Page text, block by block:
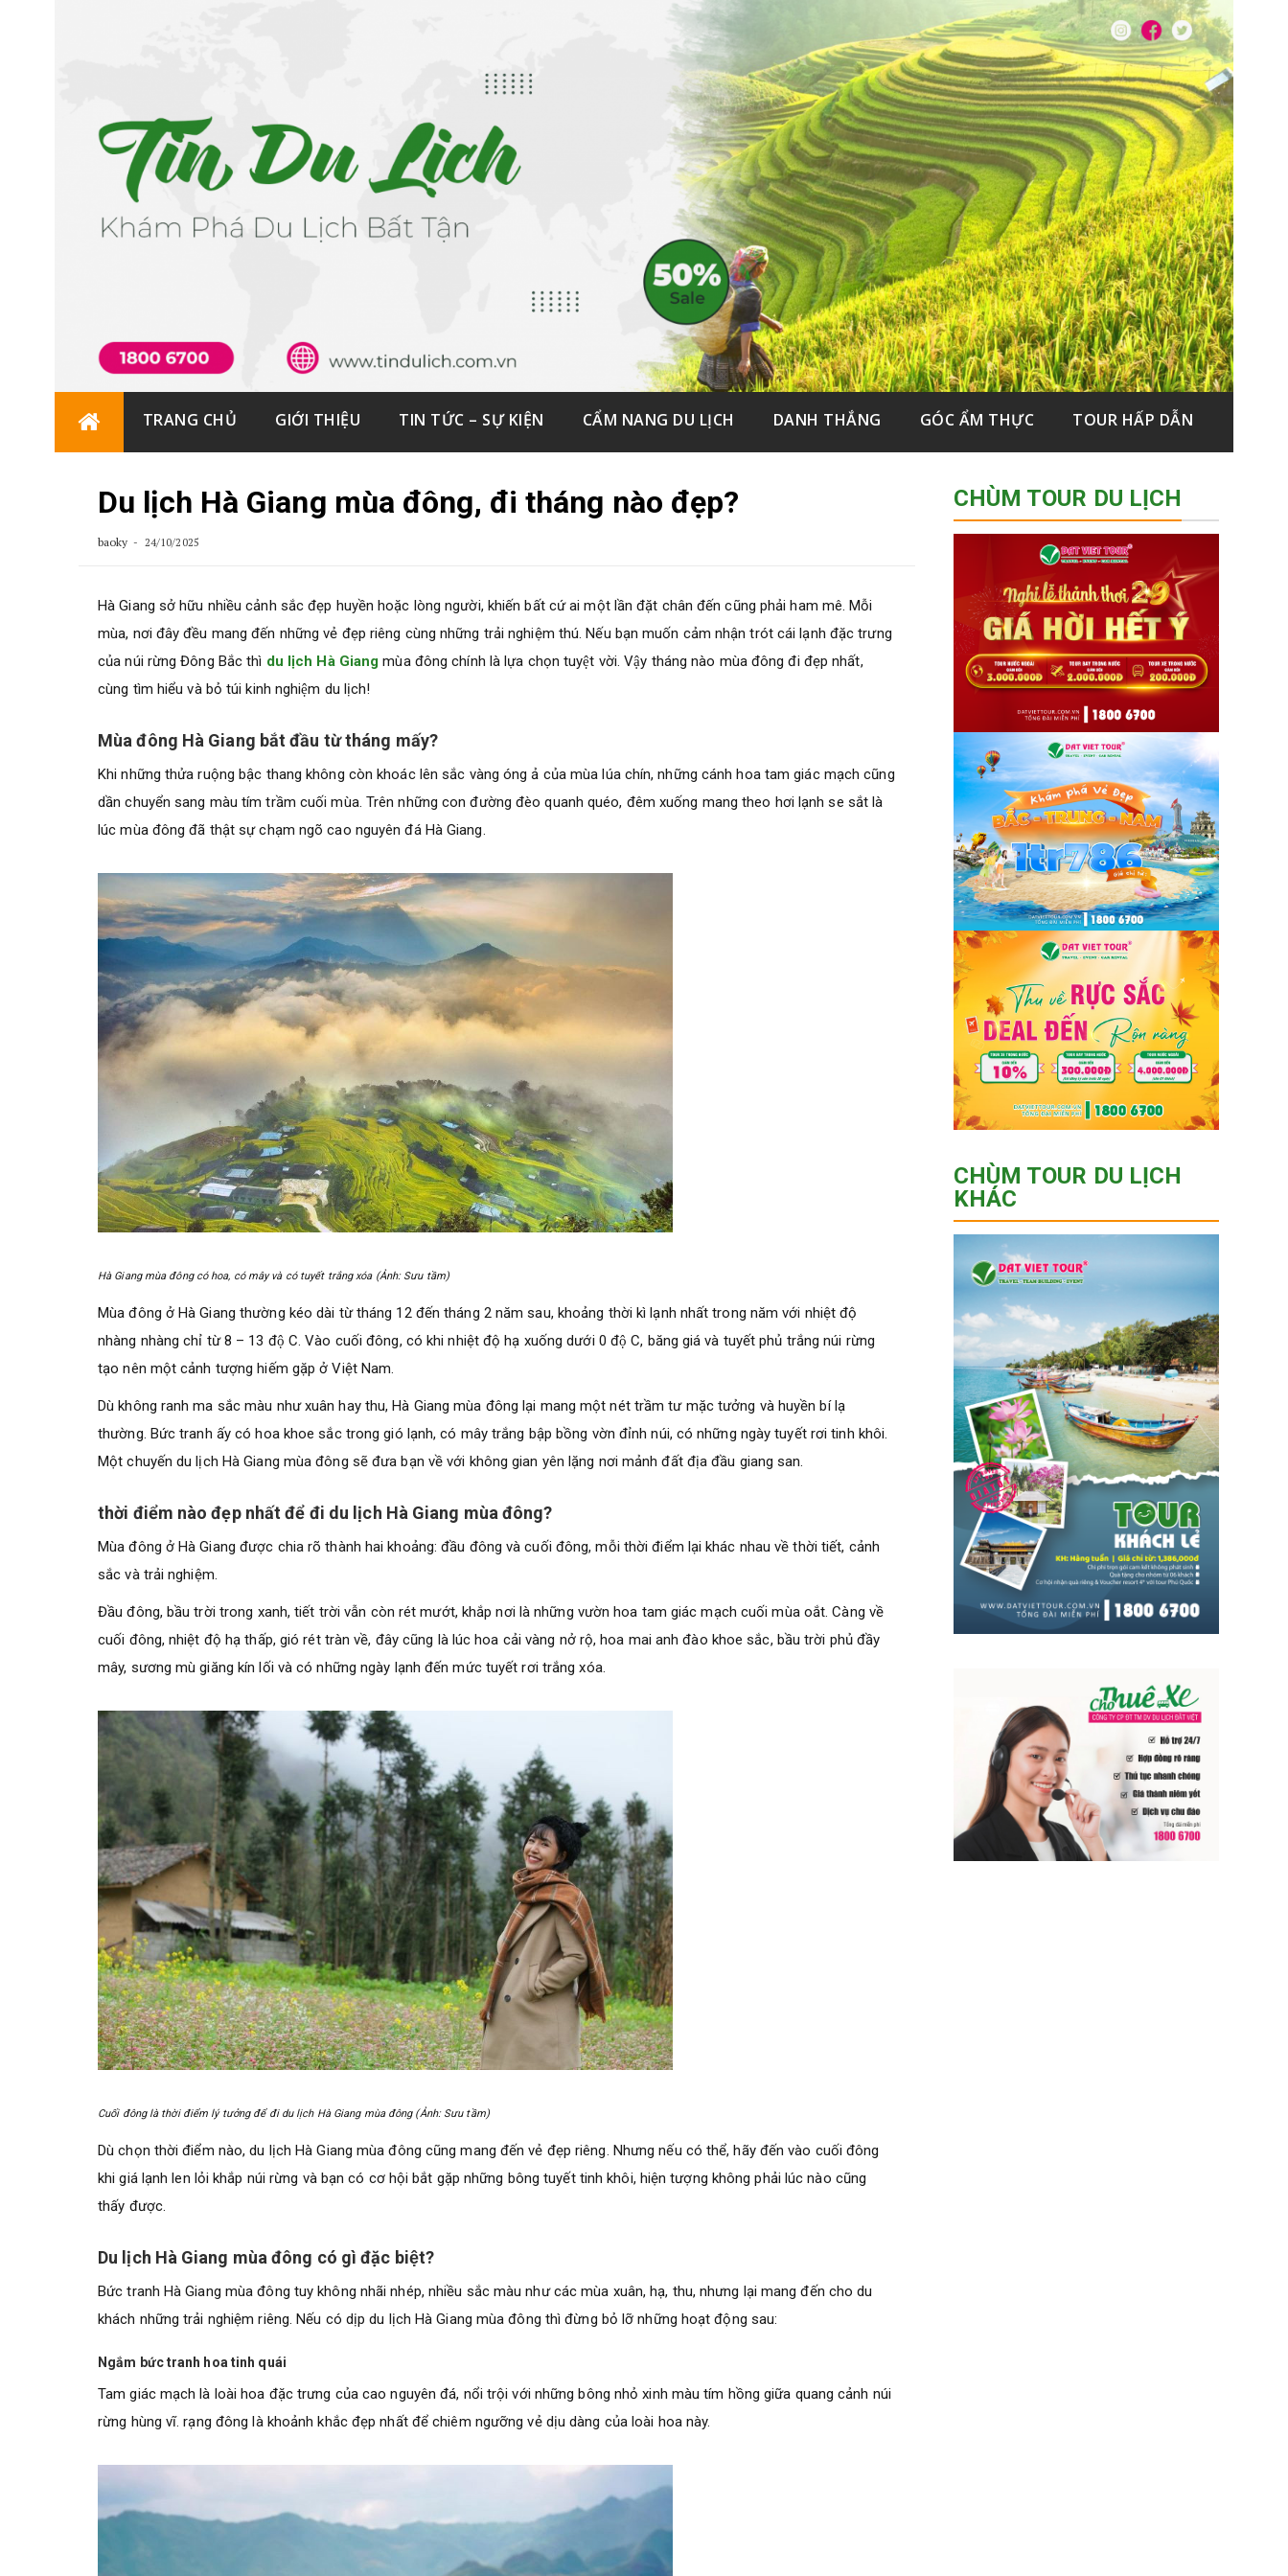
TRANG CHỦ GIỚI THIỆU TIN TỨC – SỰ KIỆN CẨM NANG DU LỊCH DANH THẮNG GÓC ẨM THỰC TOUR HẤP DẪN
Du lịch Hà Giang mùa đông, đi tháng nào đẹp?
baoky 24/10/2025
Hà Giang sở hữu nhiều cảnh sắc đẹp huyền hoặc lòng người, khiến bất cứ ai một lần đặt chân đến cũng phải ham mê. Mỗi
mùa, nơi đây đều mang đến những vẻ đẹp riêng cùng những trải nghiệm thú. Nếu bạn muốn cảm nhận trót cái lạnh đặc trưng
của núi rừng Đông Bắc thì du lịch Hà Giang mùa đông chính là lựa chọn tuyệt vời. Vậy tháng nào mùa đông đi đẹp nhất,
cùng tìm hiểu và bỏ túi kinh nghiệm du lịch!
Mùa đông Hà Giang bắt đầu từ tháng mấy?
Khi những thửa ruộng bậc thang không còn khoác lên sắc vàng óng ả của mùa lúa chín, những cánh hoa tam giác mạch cũng
dần chuyển sang màu tím trầm cuối mùa. Trên những con đường đèo quanh quéo, đêm xuống mang theo hơi lạnh se sắt là
lúc mùa đông đã thật sự chạm ngõ cao nguyên đá Hà Giang.
Hà Giang mùa đông có hoa, có mây và có tuyết trắng xóa (Ảnh: Sưu tầm)
Mùa đông ở Hà Giang thường kéo dài từ tháng 12 đến tháng 2 năm sau, khoảng thời kì lạnh nhất trong năm với nhiệt độ
nhàng nhàng chỉ từ 8 – 13 độ C. Vào cuối đông, có khi nhiệt độ hạ xuống dưới 0 độ C, băng giá và tuyết phủ trắng núi rừng
tạo nên một cảnh tượng hiếm gặp ở Việt Nam.
Dù không ranh ma sắc màu như xuân hay thu, Hà Giang mùa đông lại mang một nét trầm tư mặc tưởng và huyền bí lạ
thường. Bức tranh ấy có hoa khoe sắc trong gió lạnh, có mây trắng bập bồng vờn đỉnh núi, có những ngày tuyết rơi tinh khôi.
Một chuyến du lịch Hà Giang mùa đông sẽ đưa bạn về với không gian yên lặng nơi mảnh đất địa đầu giang san.
thời điểm nào đẹp nhất để đi du lịch Hà Giang mùa đông?
Mùa đông ở Hà Giang được chia rõ thành hai khoảng: đầu đông và cuối đông, mỗi thời điểm lại khác nhau về thời tiết, cảnh
sắc và trải nghiệm.
Đầu đông, bầu trời trong xanh, tiết trời vẫn còn rét mướt, khắp nơi là những vườn hoa tam giác mạch cuối mùa oắt. Càng về
cuối đông, nhiệt độ hạ thấp, gió rét tràn về, đây cũng là lúc hoa cải vàng nở rộ, hoa mai anh đào khoe sắc, bầu trời phủ đầy
mây, sương mù giăng kín lối và có những ngày lạnh đến mức tuyết rơi trắng xóa.
Cuối đông là thời điểm lý tưởng để đi du lịch Hà Giang mùa đông (Ảnh: Sưu tầm)
Dù chọn thời điểm nào, du lịch Hà Giang mùa đông cũng mang đến vẻ đẹp riêng. Nhưng nếu có thể, hãy đến vào cuối đông
khi giá lạnh len lỏi khắp núi rừng và bạn có cơ hội bắt gặp những bông tuyết tinh khôi, hiện tượng không phải lúc nào cũng
thấy được.
Du lịch Hà Giang mùa đông có gì đặc biệt?
Bức tranh Hà Giang mùa đông tuy không nhãi nhép, nhiều sắc màu như các mùa xuân, hạ, thu, nhưng lại mang đến cho du
khách những trải nghiệm riêng. Nếu có dịp du lịch Hà Giang mùa đông thì đừng bỏ lỡ những hoạt động sau:
Ngắm bức tranh hoa tinh quái
Tam giác mạch là loài hoa đặc trưng của cao nguyên đá, nổi trội với những bông nhỏ xinh màu tím hồng giữa quang cảnh núi
rừng hùng vĩ. rạng đông là khoảnh khắc đẹp nhất để chiêm ngưỡng vẻ dịu dàng của loài hoa này.
CHÙM TOUR DU LỊCH
CHÙM TOUR DU LỊCH
KHÁC